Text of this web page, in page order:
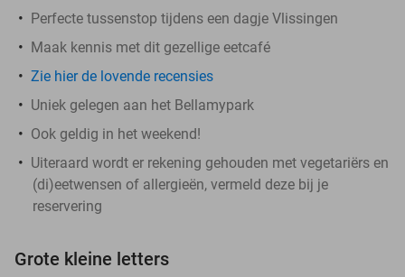
Perfecte tussenstop tijdens een dagje Vlissingen
Maak kennis met dit gezellige eetcafé
Zie hier de lovende recensies
Uniek gelegen aan het Bellamypark
Ook geldig in het weekend!
Uiteraard wordt er rekening gehouden met vegetariërs en
(di)eetwensen of allergieën, vermeld deze bij je
reservering
Grote kleine letters